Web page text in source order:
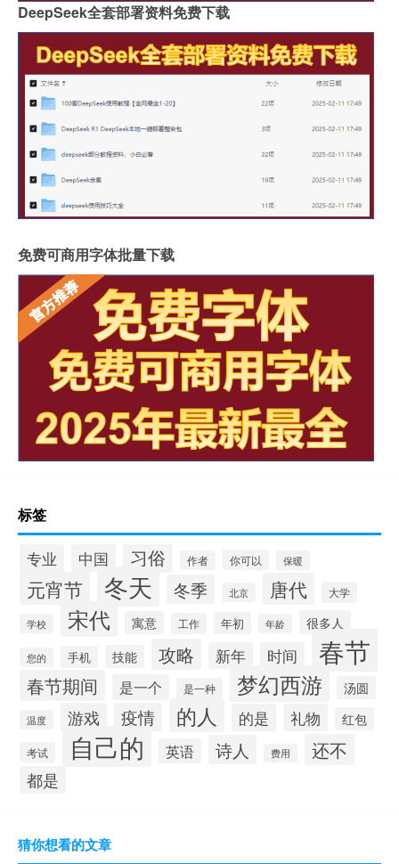
DeepSeek全套部署资料免费下载
免费可商用字体批量下载
标签
专业 中国 习俗 作者 你可以 保暖
元宵节 冬天 冬季 北京 唐代 大学
学校 宋代 寓意 工作 年初 年龄 很多人
您的 手机 技能 攻略 新年 时间 春节
春节期间 是一个 是一种 梦幻西游 汤圆
温度 游戏 疫情 的人 的是 礼物 红包
考试 自己的 英语 诗人 费用 还不
都是
猜你想看的文章